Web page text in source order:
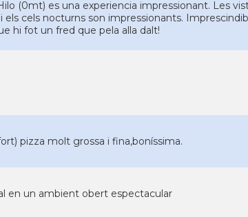
(0mt) es una experiencia impressionant. Les
cels nocturns son impressionants.
hi fot un fred que pela alla dalt!
pizza molt grossa i fina,boníssima.
en un ambient obert espectacular